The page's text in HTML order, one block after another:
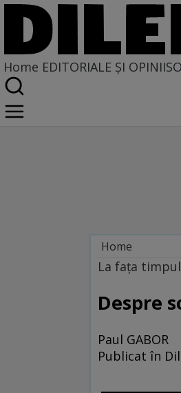
Home EDITORIALE ȘI OPINII
Home
La fața
La faţa
Despre
Paul GABOR
Publicat în